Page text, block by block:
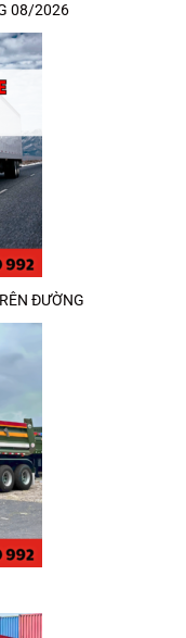
08/2026
ĐƯỜNG